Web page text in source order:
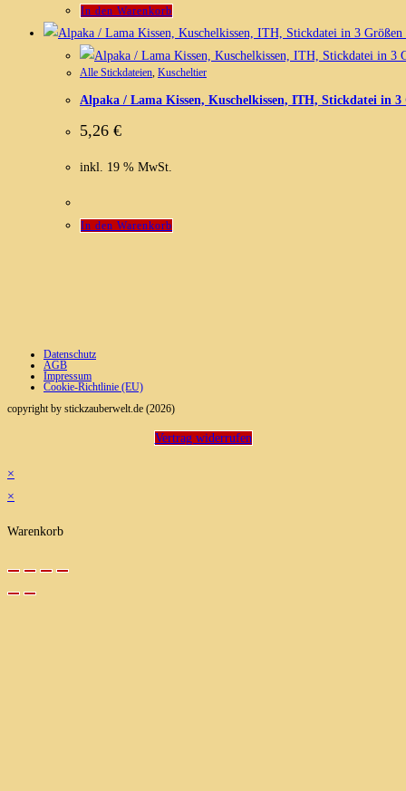
In den Warenkorb
Alle Stickdateien, Kuscheltier
Alpaka / Lama Kissen, Kuschelkissen, ITH, Stickdatei in 3
5,26 €
inkl. 19 % MwSt.
In den Warenkorb
Datenschutz
AGB
Impressum
Cookie-Richtlinie (EU)
copyright by stickzauberwelt.de (2026)
Vertrag widerrufen
×
×
Warenkorb